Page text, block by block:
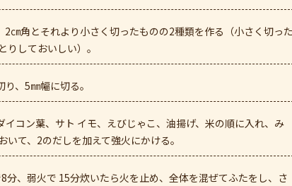
2㎝角とそれより小さく切ったものの2種類を作る（小さく切った
りしておいしい）。
、5㎜幅に切る。
イコン葉、サト イモ、えびじゃこ、油揚げ、米の順に入れ、み
いて、2のだしを加えて強火にかける。
分、弱火で 15分炊いたら火を止め、全体を混ぜてふたをし、さ